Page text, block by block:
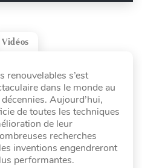
Vidéos
renouvelables s’est
dans le monde au
Aujourd’hui,
de toutes les techniques
de leur
recherches
inventions engendreront
performantes.